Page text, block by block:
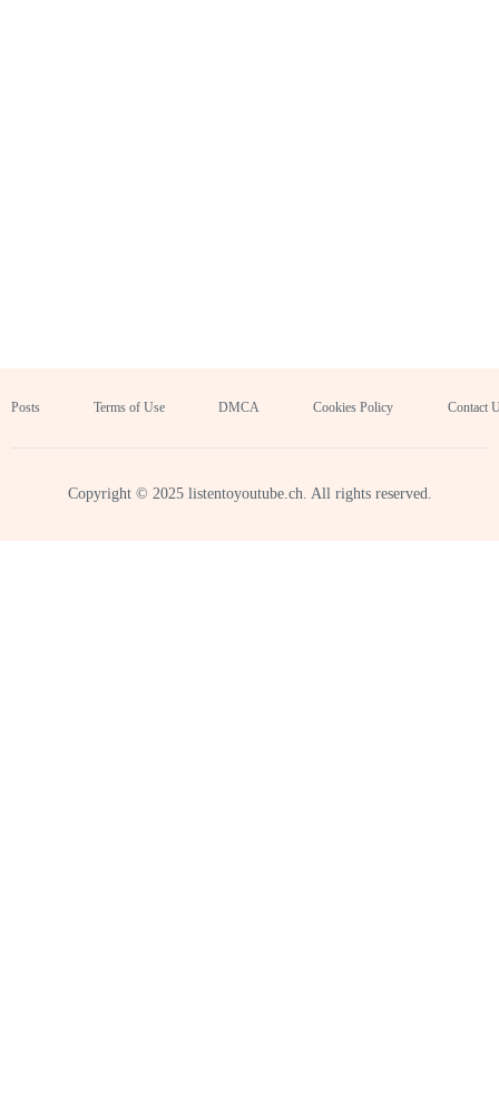
Posts Terms of Use DMCA Cookies Policy Contact
Copyright © 2025 listentoyoutube.ch. All rights reserved.